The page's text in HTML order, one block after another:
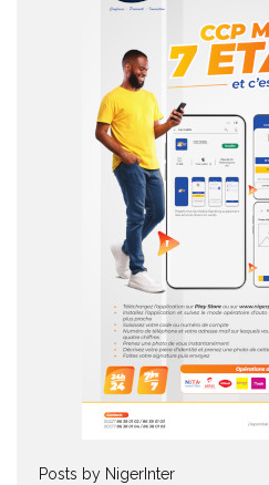
Posts by NigerInter